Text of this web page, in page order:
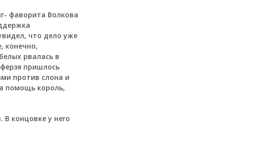
фаворита Волкова
что дело уже
конечно,
рвалась в
пришлось
против слона и
помощь король,
В концовке у него